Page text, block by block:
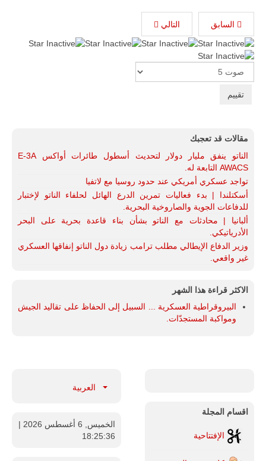
المتحدة وشراكة
مباشرة مع
السابق التالي
Rate
مقالات قد تعجبك
الناتو ينفق مليار دولار لتحديث أسطول طائرات أواكس E-3A
AWACS التابعة له.
تواجد عسكري أمريكي عند حدود روسيا مع لاتفيا
أسكتلندا | بدء فعاليات تمرين الدرع الهائل لحلفاء الناتو لإختبار
للدفاعات الجوية والصاروخية البحرية.
ألبانيا | محادثات مع الناتو بشأن بناء قاعدة بحرية على البحر
الأدرياتيكي.
وزير الدفاع الإيطالي مطلب ترامب زيادة دول الناتو إنفاقها العسكري
غير واقعي.
الاكثر قراءة هذا الشهر
البيروقراطية العسكرية ... السبيل إلى الحفاظ على تقاليد الجيش
ومواكبة المستجدّات.
اقسام المجلة
الإفتتاحية
العربية
الخميس, 6 أغسطس 2026
|
18:25:37